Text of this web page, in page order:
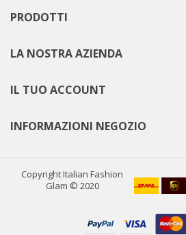
PRODOTTI
LA NOSTRA AZIENDA
IL TUO ACCOUNT
INFORMAZIONI NEGOZIO
Copyright Italian Fashion
Glam © 2020